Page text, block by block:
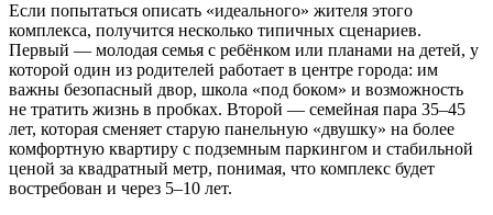
Если попытаться описать «идеального» жителя этого
комплекса, получится несколько типичных сценариев.
Первый — молодая семья с ребёнком или планами на детей, у
которой один из родителей работает в центре города: им
важны безопасный двор, школа «под боком» и возможность
не тратить жизнь в пробках. Второй — семейная пара 35–45
лет, которая сменяет старую панельную «двушку» на более
комфортную квартиру с подземным паркингом и стабильной
ценой за квадратный метр, понимая, что комплекс будет
востребован и через 5–10 лет.